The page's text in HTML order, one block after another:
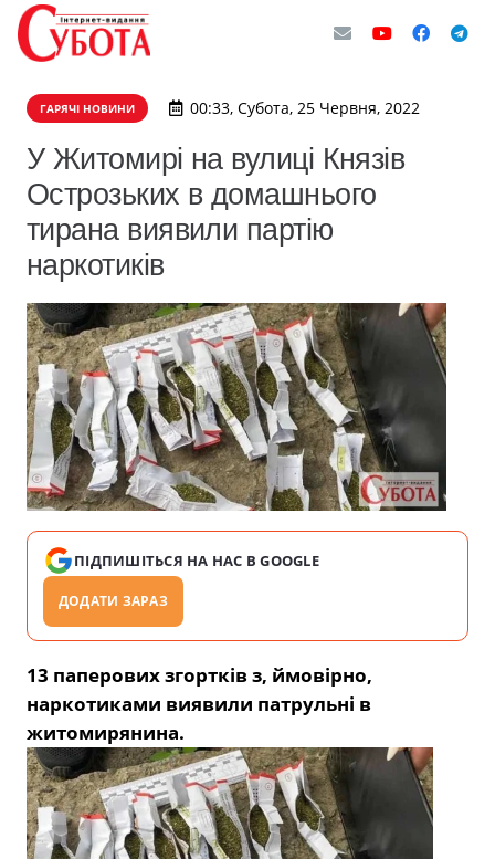
ГАРЯЧІ НОВИНИ 00:33, Субота, 25 Червня, 2022
​У Житомирі на вулиці Князів
Острозьких в домашнього
тирана виявили партію
наркотиків
ПІДПИШІТЬСЯ НА НАС В GOOGLE
ДОДАТИ ЗАРАЗ
13 паперових згортків з, ймовірно,
наркотиками виявили патрульні в
житомирянина.